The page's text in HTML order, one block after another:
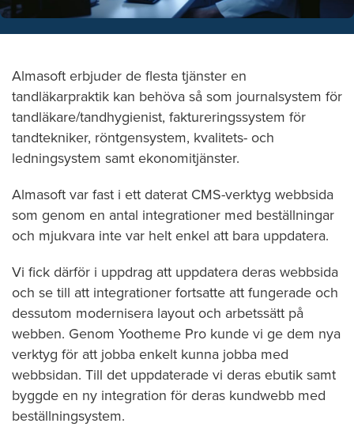
Almasoft erbjuder de flesta tjänster en
tandläkarpraktik kan behöva så som journalsystem för
tandläkare/tandhygienist, faktureringssystem för
tandtekniker, röntgensystem, kvalitets- och
ledningsystem samt ekonomitjänster.
Almasoft var fast i ett daterat CMS-verktyg webbsida
som genom en antal integrationer med beställningar
och mjukvara inte var helt enkel att bara uppdatera.
Vi fick därför i uppdrag att uppdatera deras webbsida
och se till att integrationer fortsatte att fungerade och
dessutom modernisera layout och arbetssätt på
webben. Genom Yootheme Pro kunde vi ge dem nya
verktyg för att jobba enkelt kunna jobba med
webbsidan. Till det uppdaterade vi deras ebutik samt
byggde en ny integration för deras kundwebb med
beställningsystem.